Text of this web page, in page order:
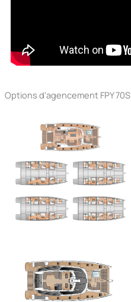
Options d'agencement FPY 70S